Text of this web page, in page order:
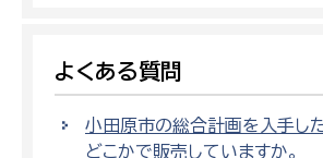
よくある質問
小田原市の総合計画を入手した
どこかで販売していますか。